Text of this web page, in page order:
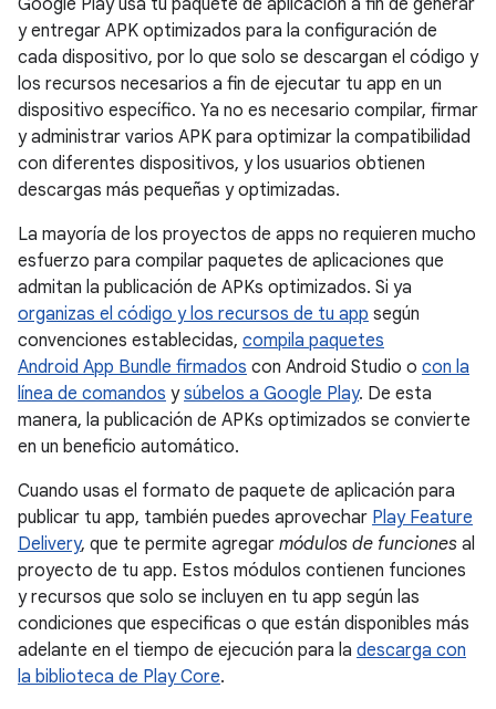
Google Play usa tu paquete de aplicación a fin de generar
y entregar APK optimizados para la configuración de
cada dispositivo, por lo que solo se descargan el código y
los recursos necesarios a fin de ejecutar tu app en un
dispositivo específico. Ya no es necesario compilar, firmar
y administrar varios APK para optimizar la compatibilidad
con diferentes dispositivos, y los usuarios obtienen
descargas más pequeñas y optimizadas.
La mayoría de los proyectos de apps no requieren mucho
esfuerzo para compilar paquetes de aplicaciones que
admitan la publicación de APKs optimizados. Si ya
organizas el código y los recursos de tu app según
convenciones establecidas, compila paquetes
Android App Bundle firmados con Android Studio o con la
línea de comandos ysúbelos a Google Play. De esta
manera, la publicación de APKs optimizados se convierte
en un beneficio automático.
Cuando usas el formato de paquete de aplicación para
publicar tu app, también puedes aprovechar Play Feature
Delivery, que te permite agregar módulos de funciones al
proyecto de tu app. Estos módulos contienen funciones
y recursos que solo se incluyen en tu app según las
condiciones que especificas o que están disponibles más
adelante en el tiempo de ejecución para la descarga con
la biblioteca de Play Core.